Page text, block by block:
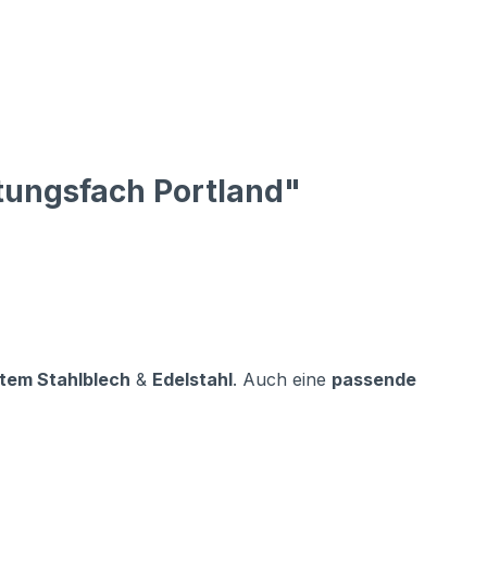
Portland"
Stahlblech & Edelstahl. Auch eine passende